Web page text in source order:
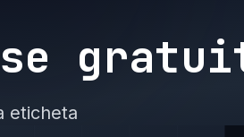
eticheta